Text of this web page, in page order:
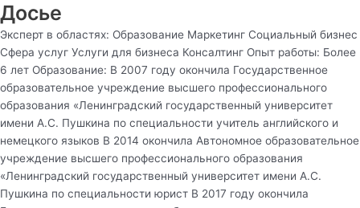
Досье
Эксперт в областях: Образование Маркетинг Социальный бизнес
Сфера услуг Услуги для бизнеса Консалтинг Опыт работы: Более
6 лет Образование: В 2007 году окончила Государственное
образовательное учреждение высшего профессионального
образования «Ленинградский государственный университет
имени А.С. Пушкина по специальности учитель английского и
немецкого языков В 2014 окончила Автономное образовательное
учреждение высшего профессионального образования
«Ленинградский государственный университет имени А.С.
Пушкина по специальности юрист В 2017 году окончила